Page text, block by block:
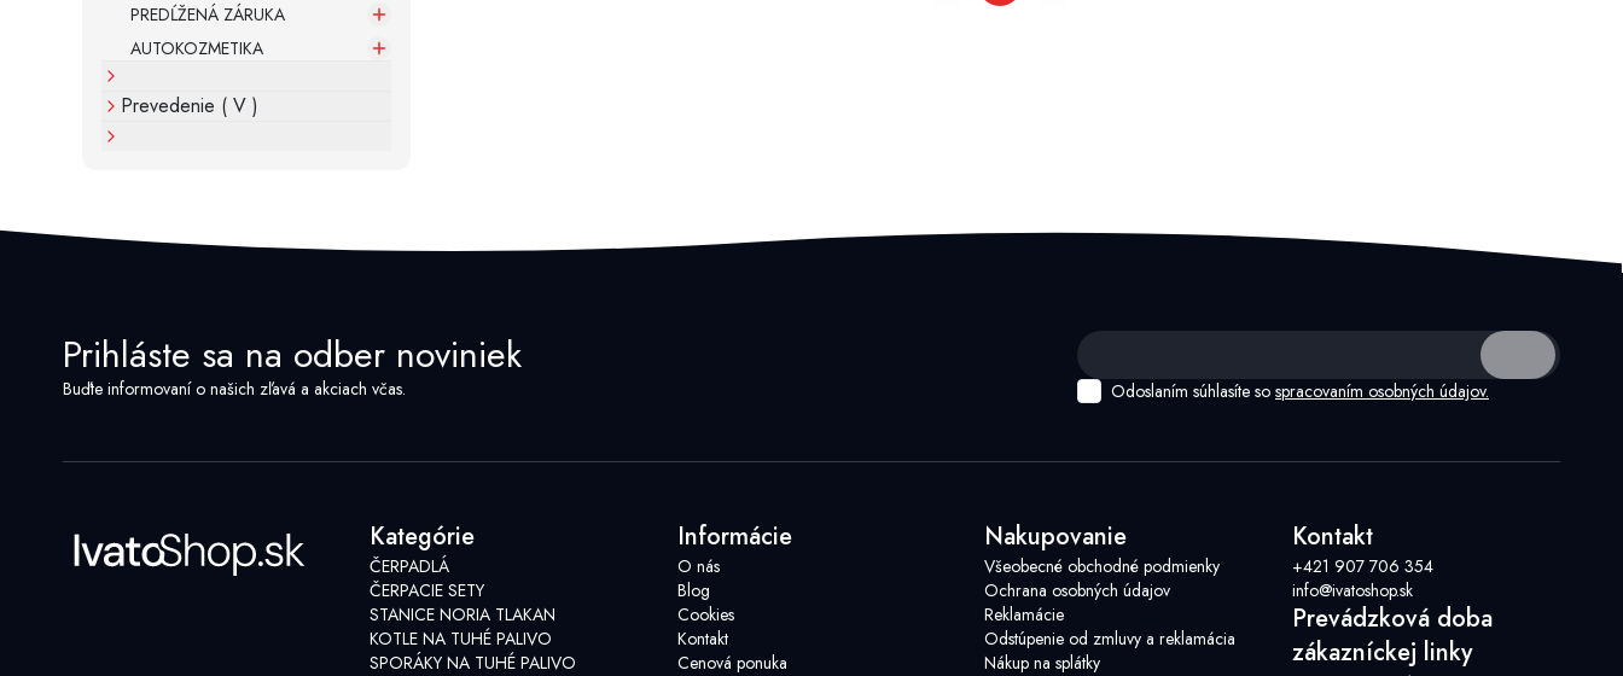
PREDĹŽENÁ ZÁRUKA
AUTOKOZMETIKA
Prevedenie ( V )
Prihláste sa na odber noviniek
Buďte informovaní o našich zľavá a akciach včas. Odoslaním súhlasíte so spracovaním osobných údajov.
Kategórie
ČERPADLÁ
ČERPACIE SETY
STANICE NORIA TLAKAN
KOTLE NA TUHÉ PALIVO
SPORÁKY NA TUHÉ PALIVO
Informácie
O nás
Blog
Cookies
Kontakt
Cenová ponuka
Nakupovanie
Všeobecné obchodné podmienky
Ochrana osobných údajov
Reklamácie
Odstúpenie od zmluvy a reklamácia
Nákup na splátky
Kontakt
+421 907 706 354
info@ivatoshop.sk
Prevádzková doba
zákazníckej linky